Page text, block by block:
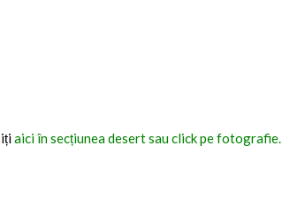
aici în secțiunea desert sau click pe fotografie.